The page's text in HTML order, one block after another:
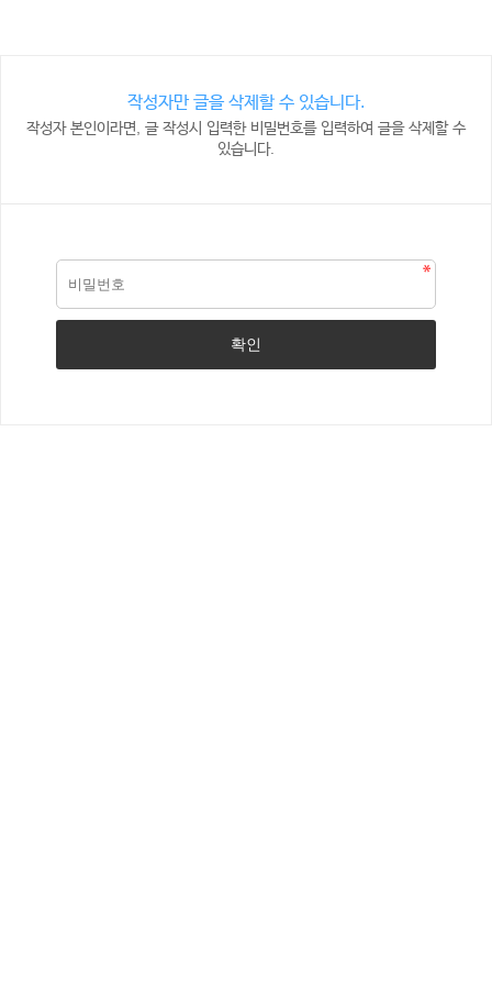
작성자만 글을 삭제할 수 있습니다.
작성자 본인이라면, 글 작성시 입력한 비밀번호를 입력하여 글을 삭제할 수
있습니다.